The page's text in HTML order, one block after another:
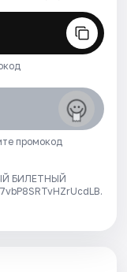
промокод
БИЛЕТНЫЙ